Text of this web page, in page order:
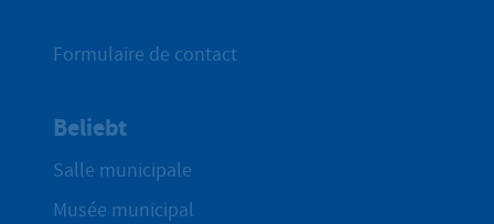
Formulaire de contact
Beliebt
Salle municipale
Musée municipal